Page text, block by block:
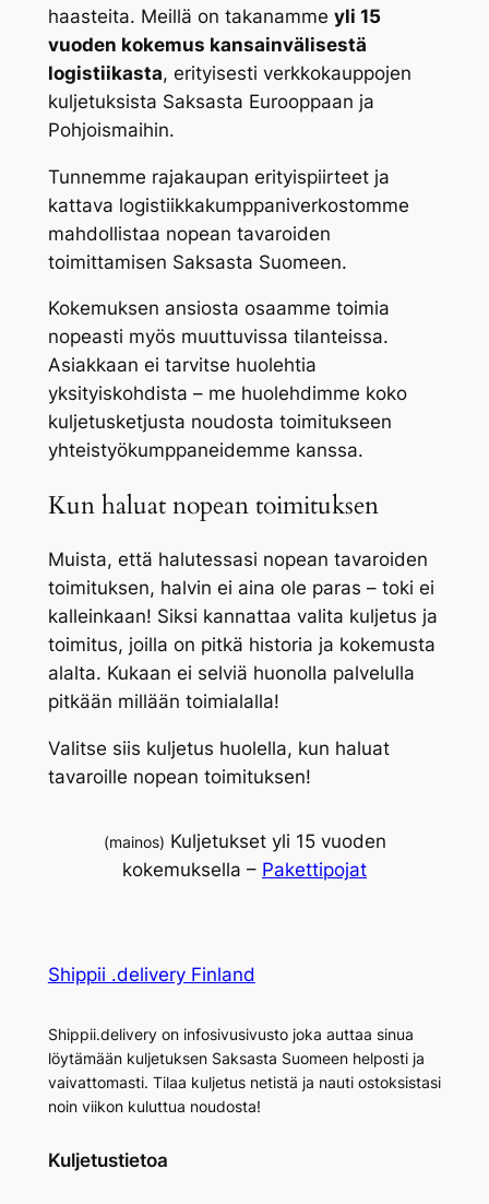
haasteita. Meillä on takanamme yli 15
vuoden kokemus kansainvälisestä
logistiikasta, erityisesti verkkokauppojen
kuljetuksista Saksasta Eurooppaan ja
Pohjoismaihin.
Tunnemme rajakaupan erityispiirteet ja
kattava logistiikkakumppaniverkostomme
mahdollistaa nopean tavaroiden
toimittamisen Saksasta Suomeen.
Kokemuksen ansiosta osaamme toimia
nopeasti myös muuttuvissa tilanteissa.
Asiakkaan ei tarvitse huolehtia
yksityiskohdista – me huolehdimme koko
kuljetusketjusta noudosta toimitukseen
yhteistyökumppaneidemme kanssa.
Kun haluat nopean toimituksen
Muista, että halutessasi nopean tavaroiden
toimituksen, halvin ei aina ole paras – toki ei
kalleinkaan! Siksi kannattaa valita kuljetus ja
toimitus, joilla on pitkä historia ja kokemusta
alalta. Kukaan ei selviä huonolla palvelulla
pitkään millään toimialalla!
Valitse siis kuljetus huolella, kun haluat
tavaroille nopean toimituksen!
(mainos) Kuljetukset yli 15 vuoden
kokemuksella – Pakettipojat
Shippii .delivery Finland
Shippii.delivery on infosivusivusto joka auttaa sinua
löytämään kuljetuksen Saksasta Suomeen helposti ja
vaivattomasti. Tilaa kuljetus netistä ja nauti ostoksistasi
noin viikon kuluttua noudosta!
Kuljetustietoa